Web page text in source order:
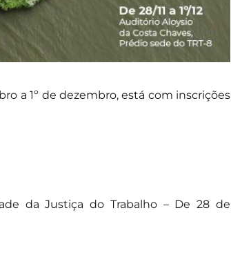
a 1º de dezembro, está com inscrições
da Justiça do Trabalho – De 28 de